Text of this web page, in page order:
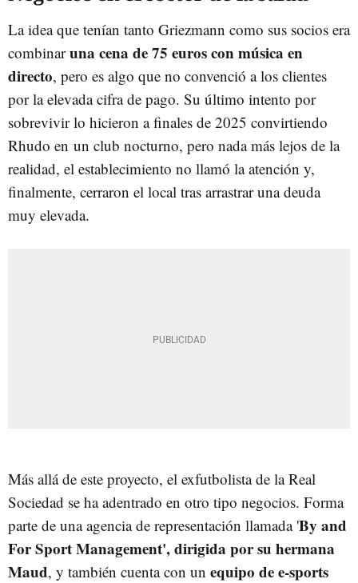
La idea que tenían tanto Griezmann como sus socios era
combinaruna cena de 75 euros con música en
directo, pero es algo que no convenció a los clientes
por la elevada cifra de pago. Su último intento por
sobrevivir lo hicieron a finales de 2025 convirtiendo
Rhudo en un club nocturno, pero nada más lejos de la
realidad, el establecimiento no llamó la atención y,
finalmente, cerraron el local tras arrastrar una deuda
muy elevada.
Más allá de este proyecto, el exfutbolista de la Real
Sociedad se ha adentrado en otro tipo negocios. Forma
parte de una agencia de representación llamada 'By and
For Sport Management', dirigida por su hermana
Maud, y también cuenta con un equipo de e-sports